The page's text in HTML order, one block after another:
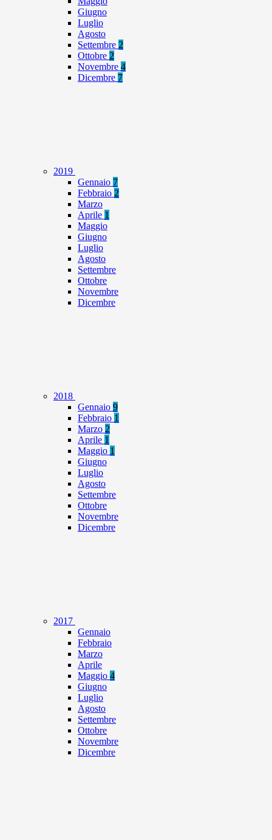
Giugno
Luglio
Agosto
Settembre 2
Ottobre 2
Novembre 4
Dicembre 7
2019
Gennaio 7
Febbraio 2
Marzo
Aprile 1
Maggio
Giugno
Luglio
Agosto
Settembre
Ottobre
Novembre
Dicembre
2018
Gennaio 9
Febbraio 1
Marzo 2
Aprile 1
Maggio 1
Giugno
Luglio
Agosto
Settembre
Ottobre
Novembre
Dicembre
2017
Gennaio
Febbraio
Marzo
Aprile
Maggio 4
Giugno
Luglio
Agosto
Settembre
Ottobre
Novembre
Dicembre